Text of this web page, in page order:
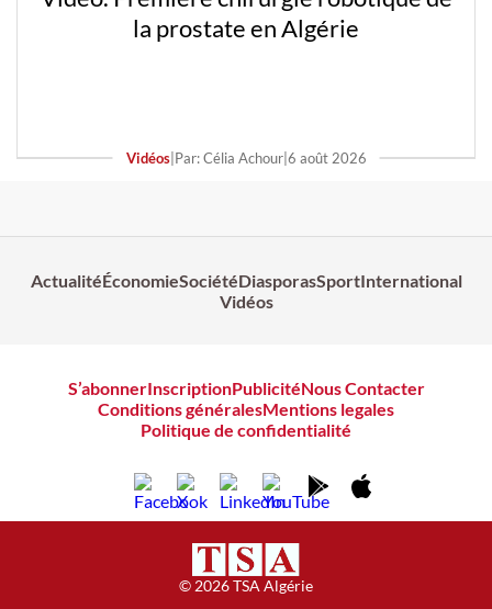
la prostate en Algérie
Vidéos| Par: Célia Achour| 6 août 2026
ActualitéÉconomieSociétéDiasporasSportInternational
Vidéos
S’abonnerInscriptionPublicitéNous Contacter
Conditions généralesMentions legales
Politique de confidentialité
© 2026 TSA Algérie